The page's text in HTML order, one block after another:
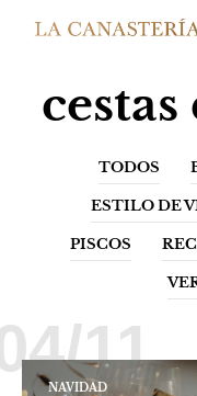
TODOS
ESTILO DE
PISCOS
11
NAVIDAD